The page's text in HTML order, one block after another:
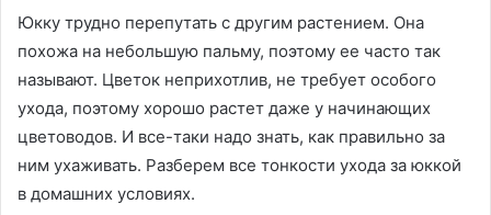
Юкку трудно перепутать с другим растением. Она
похожа на небольшую пальму, поэтому ее часто так
называют. Цветок неприхотлив, не требует особого
ухода, поэтому хорошо растет даже у начинающих
цветоводов. И все-таки надо знать, как правильно за
ним ухаживать. Разберем все тонкости ухода за юккой
в домашних условиях.